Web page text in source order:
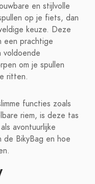
en stijlvolle
op je fiets, dan
keuze. Deze
een prachtige
voldoende
om je spullen
ritten.
functies zoals
riem, is deze tas
avontuurlijke
BikyBag en hoe